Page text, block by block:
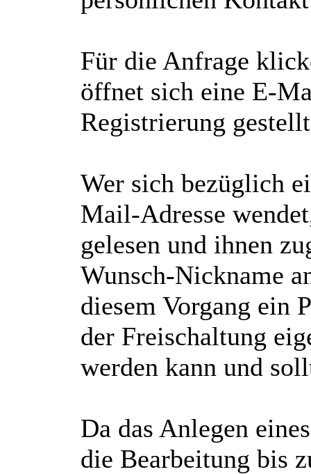
Für die Anfrage
öffnet sich eine E-
Registrierung
Wer sich bezüglich
Mail-Adresse
gelesen und ihnen
Wunsch-Nickname
diesem Vorgang ein
der Freischaltung
werden kann und
Da das Anlegen
die Bearbeitung bis